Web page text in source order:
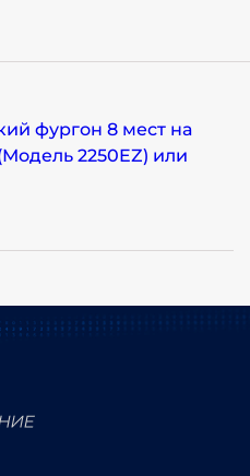
фургон 8 мест на
2250EZ) или